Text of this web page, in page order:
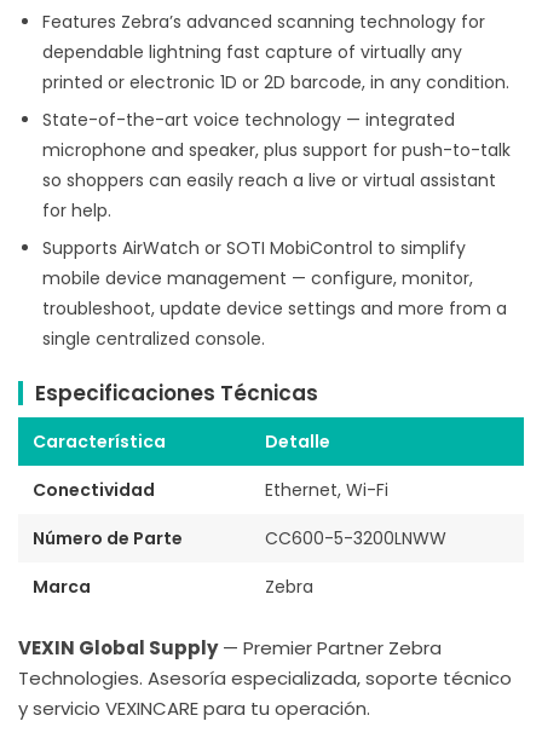
Features Zebra’s advanced scanning technology for
dependable lightning fast capture of virtually any
printed or electronic 1D or 2D barcode, in any condition.
State-of-the-art voice technology — integrated
microphone and speaker, plus support for push-to-talk
so shoppers can easily reach a live or virtual assistant
for help.
Supports AirWatch or SOTI MobiControl to simplify
mobile device management — configure, monitor,
troubleshoot, update device settings and more from a
single centralized console.
Especificaciones Técnicas
Característica
Detalle
Conectividad
Ethernet, Wi-Fi
Número de Parte
CC600-5-3200LNWW
Marca
Zebra
VEXIN Global Supply— Premier Partner Zebra
Technologies. Asesoría especializada, soporte técnico
y servicio VEXINCARE para tu operación.